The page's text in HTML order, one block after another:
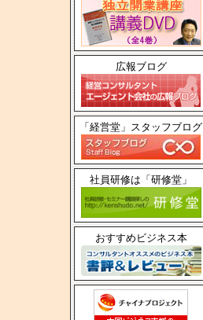
広報ブログ
「経営堂」スタッフブログ
社員研修は「研修堂」
おすすめビジネス本